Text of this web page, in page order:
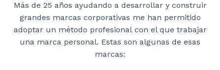
Más de 25 años ayudando a desarrollar y construir
grandes marcas corporativas me han permitido
adoptar un método profesional con el que trabajar
una marca personal. Estas son algunas de esas
marcas: